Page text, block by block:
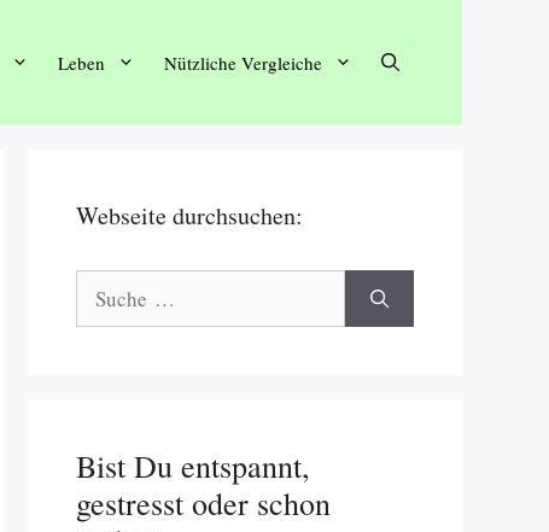
Leben Nützliche Vergleiche
Webseite durchsuchen:
nach:
Bist Du entspannt,
gestresst oder schon